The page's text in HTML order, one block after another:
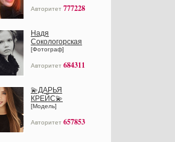
Авторитет 777228
Надя
Сокологорская
[Фотограф]
Авторитет 684311
💫ДАРЬЯ
КРЕЙС💫
[Модель]
Авторитет 657853